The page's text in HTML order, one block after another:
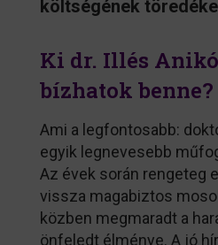
költségének
Ki dr. Illés
bízhatok benne?
Ami a legfontosabb:
egyik legnevesebb
Az évek során rengeteg
vissza magabiztos
közben megmaradt a
önfeledt élménye. A jó